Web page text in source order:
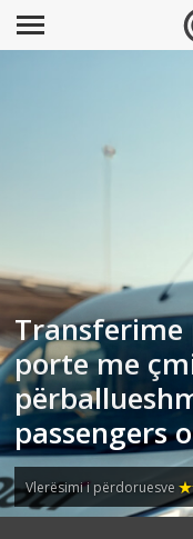
Transferime
porte me
passengers
Vlerësimi i përdoruesve